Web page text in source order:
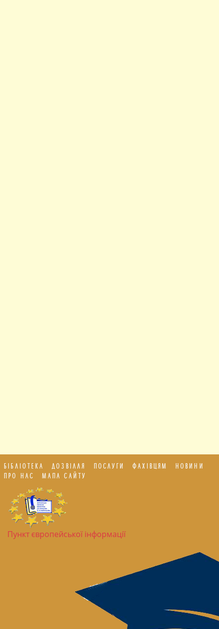
БІБЛІОТЕКА ДОЗВІЛЛЯ ПОСЛУГИ ФАХІВЦЯМ
НОВИНИ
ПРО НАС
МАПА САЙТУ
Пункт європейської інформації